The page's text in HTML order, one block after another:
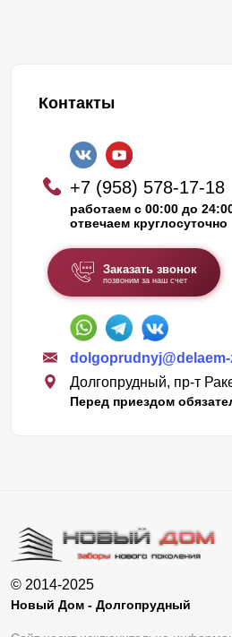
Контакты
+7 (958) 578-17-18
работаем с 00:00 до
отвечаем круглосуточно
Заказать звонок
позвоним за наш счет
Долгопрудный, пр-т
Перед приездом
© 2014-2025
Новый Дом - Долгопрудный